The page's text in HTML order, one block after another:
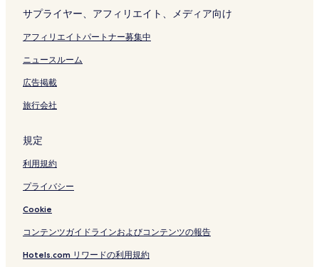
リ
ン
ク
リ
ン
ク
く
リ
ン
ク
サプライヤー、アフィリエイト、メディア向け
アフィリエイトパートナー募集中
ニュースルーム
広告掲載
旅行会社
規定
利用規約
プライバシー
Cookie
コンテンツガイドラインおよびコンテンツの報告
Hotels.com リワードの利用規約